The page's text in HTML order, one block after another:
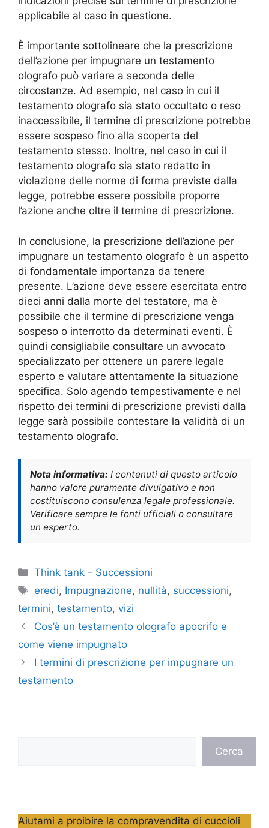
applicabile al caso in questione.
È importante sottolineare che la prescrizione
dell’azione per impugnare un testamento
olografo può variare a seconda delle
circostanze. Ad esempio, nel caso in cui il
testamento olografo sia stato occultato o reso
inaccessibile, il termine di prescrizione potrebbe
essere sospeso fino alla scoperta del
testamento stesso. Inoltre, nel caso in cui il
testamento olografo sia stato redatto in
violazione delle norme di forma previste dalla
legge, potrebbe essere possibile proporre
l’azione anche oltre il termine di prescrizione.
In conclusione, la prescrizione dell’azione per
impugnare un testamento olografo è un aspetto
di fondamentale importanza da tenere
presente. L’azione deve essere esercitata entro
dieci anni dalla morte del testatore, ma è
possibile che il termine di prescrizione venga
sospeso o interrotto da determinati eventi. È
quindi consigliabile consultare un avvocato
specializzato per ottenere un parere legale
esperto e valutare attentamente la situazione
specifica. Solo agendo tempestivamente e nel
rispetto dei termini di prescrizione previsti dalla
legge sarà possibile contestare la validità di un
testamento olografo.
Nota informativa: I contenuti di questo articolo
hanno valore puramente divulgativo e non
costituiscono consulenza legale professionale.
Verificare sempre le fonti ufficiali o consultare
un esperto.
Categorie
Think tank - Successioni
Tag
eredi, Impugnazione, nullità, successioni,
termini, testamento, vizi
Cos’è un testamento olografo apocrifo e
come viene impugnato
I termini di prescrizione per impugnare un
testamento
Cerca
Aiutami a proibire la compravendita di cuccioli